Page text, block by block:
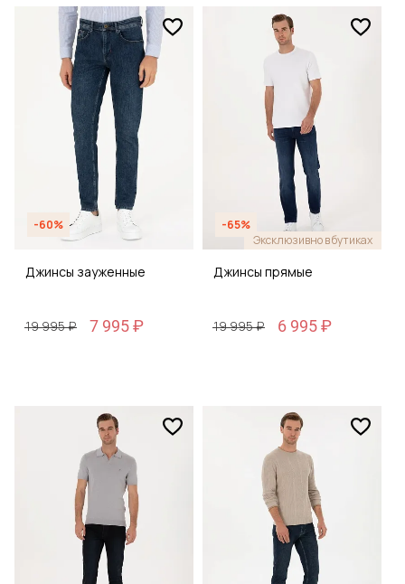
-60%
Джинсы зауженные
19 995 ₽ 7 995 ₽
-65%
Эксклюзивно в бутиках
Джинсы прямые
19 995 ₽ 6 995 ₽